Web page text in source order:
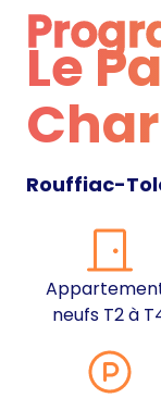
Le
Rouffiac-
neufs T2 à